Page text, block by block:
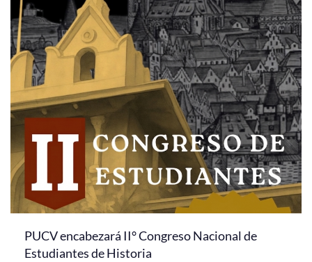
PUCV encabezará II° Congreso Nacional de
Estudiantes de Historia